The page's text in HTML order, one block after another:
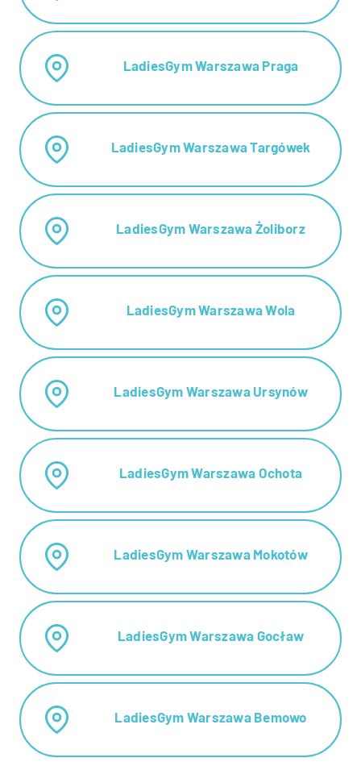
LadiesGym Warszawa Praga
LadiesGym Warszawa Targówek
LadiesGym Warszawa Żoliborz
LadiesGym Warszawa Wola
LadiesGym Warszawa Ursynów
LadiesGym Warszawa Ochota
LadiesGym Warszawa Mokotów
LadiesGym Warszawa Gocław
LadiesGym Warszawa Bemowo